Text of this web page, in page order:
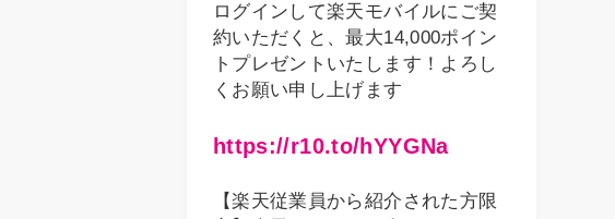
ログインして楽天モバイルにご契
約いただくと、最大14,000ポイン
トプレゼントいたします！よろし
くお願い申し上げます
https://r10.to/hYYGNa
【楽天従業員から紹介された方限